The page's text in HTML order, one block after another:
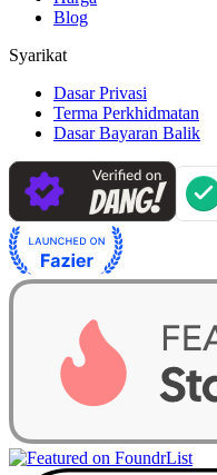
Blog
Syarikat
Dasar Privasi
Terma Perkhidmatan
Dasar Bayaran Balik